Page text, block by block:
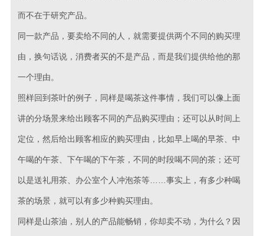
而不在于研究产品。
同一款产品，要卖给不同的人，就需要提供两个不同的购买理
由，换句话说，消费者买的不是产品，而是我们提供给他的那
一个理由。
照样回到茶叶的例子，同样是喝茶这件事情，我们可以像上面
讲的分场景来给出顾客不同的产品购买理由；还可以从时间上
定位，然后给出顾客相应的购买理由，比如早上喝的早茶、中
午喝的午茶、下午喝的下午茶，不同的时段喝不同的茶；还可
以是送礼用茶、办公室个人冲泡茶等……事实上，有多少种喝
茶的场景，就可以有多少种购买理由。
同样是山茶油，别人的产品能畅销，你却卖不动，为什么？因